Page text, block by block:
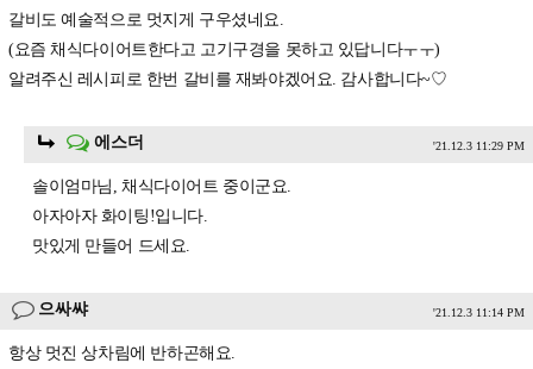
갈비도 예술적으로 멋지게 구우셨네요.
(요즘 채식다이어트한다고 고기구경을 못하고 있답니다ㅜㅜ)
알려주신 레시피로 한번 갈비를 재봐야겠어요. 감사합니다~♡
에스더 '21.12.3 11:29 PM
솔이엄마님, 채식다이어트 중이군요.
아자아자 화이팅!입니다.
맛있게 만들어 드세요.
으싸쌰 '21.12.3 11:14 PM
항상 멋진 상차림에 반하곤해요.